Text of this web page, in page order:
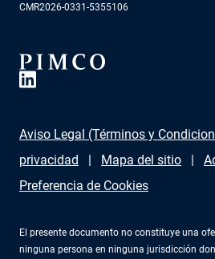
CMR2026-0331-5355106
Aviso Legal (Términos y
privacidad
Mapa del sitio
Preferencia de Cookies
El presente documento no constituye una
ninguna persona en ninguna jurisdicción